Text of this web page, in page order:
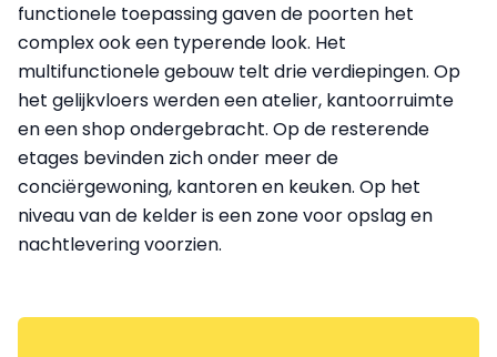
functionele toepassing gaven de poorten het
complex ook een typerende look. Het
multifunctionele gebouw telt drie verdiepingen. Op
het gelijkvloers werden een atelier, kantoorruimte
en een shop ondergebracht. Op de resterende
etages bevinden zich onder meer de
conciërgewoning, kantoren en keuken. Op het
niveau van de kelder is een zone voor opslag en
nachtlevering voorzien.